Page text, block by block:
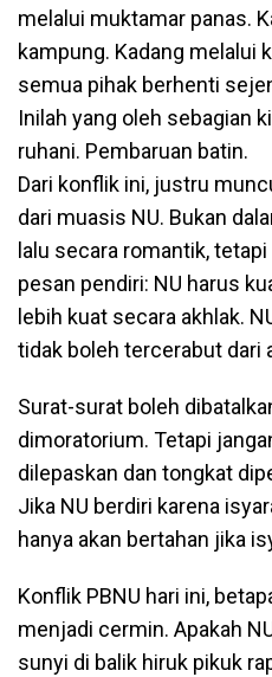
melalui muktamar panas.
kampung. Kadang melalui
semua pihak berhenti
Inilah yang oleh sebagian
ruhani. Pembaruan batin.
Dari konflik ini, justru
dari muasis NU. Bukan
lalu secara romantik,
pesan pendiri: NU harus
lebih kuat secara akhlak.
tidak boleh tercerabut dari
Surat-surat boleh
dimoratorium. Tetapi
dilepaskan dan tongkat
Jika NU berdiri karena
hanya akan bertahan jika
Konflik PBNU hari ini,
menjadi cermin. Apakah
sunyi di balik hiruk pikuk